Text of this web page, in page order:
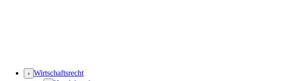
› Wirtschaftsrecht